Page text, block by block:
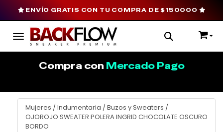
Toggle navigation
ENVÍO GRATIS CON TU COMPRA DE $150000
Compra con Mercado Pago
Mujeres / Indumentaria / Buzos y Sweaters /
OJOROJO SWEATER POLERA INGRID CHOCOLATE OSCURO
BORDO